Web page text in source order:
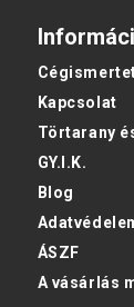
Kapcsolat
Törtarany
GY.I.K.
Blog
ÁSZF
A vásárlás